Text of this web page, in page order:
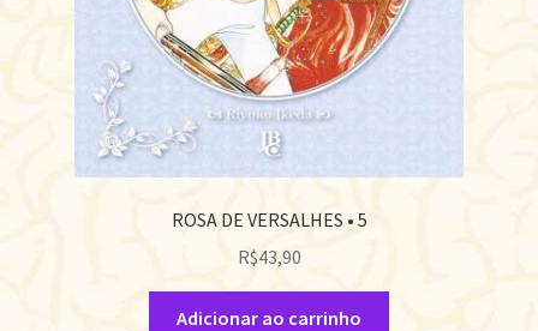
ROSA DE VERSALHES • 5
R$43,90
Adicionar ao carrinho